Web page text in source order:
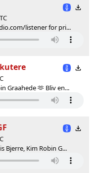
listener for pri...
Graahede 🫶 Bliv en...
Bjerre, Kim Robin G...